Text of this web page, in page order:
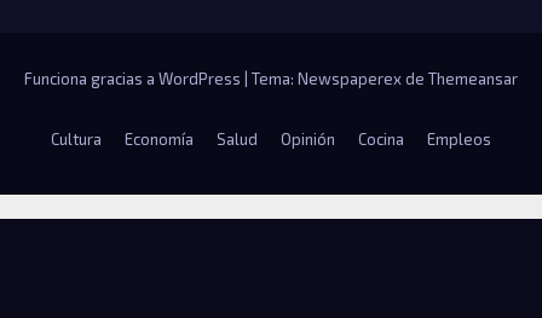
Funciona gracias a WordPress Tema: Newspaperex de Themeansar
Cultura Economía Salud Opinión Cocina Empleos